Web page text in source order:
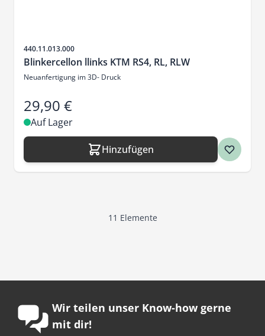
Artikelnr.
440.11.013.000
Blinkercellon llinks KTM RS4, RL, RLW
Neuanfertigung im 3D- Druck
29,90 €
Auf Lager
Hinzufügen
11 Elemente
Wir teilen unser Know-how gerne
mit dir!